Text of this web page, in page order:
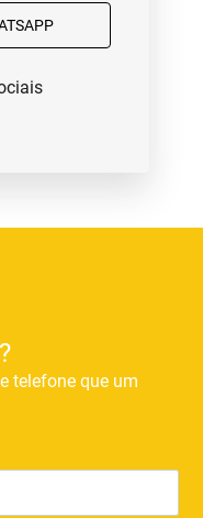
telefone que um